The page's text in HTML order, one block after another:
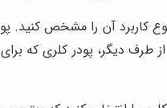
نوع کاربرد آن را مشخص
طرف دیگر، پودر کلری که